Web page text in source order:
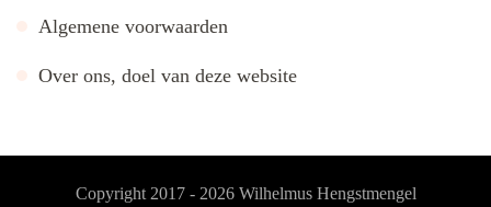
Algemene voorwaarden
Over ons, doel van deze website
Copyright 2017 - 2026 Wilhelmus Hengstmengel